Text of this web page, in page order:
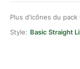
Plus d'icônes du pack
Style: Basic Straight